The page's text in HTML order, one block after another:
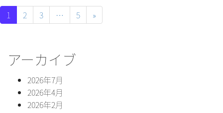
1 2 3 … 5 »
アーカイブ
2026年7月
2026年4月
2026年2月